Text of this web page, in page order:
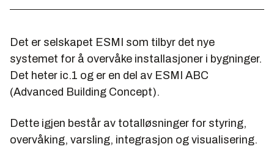
Det er selskapet ESMI som tilbyr det nye
systemet for å overvåke installasjoner i bygninger.
Det heter ic.1 og er en del av ESMI ABC
(Advanced Building Concept).
Dette igjen består av totalløsninger for styring,
overvåking, varsling, integrasjon og visualisering.